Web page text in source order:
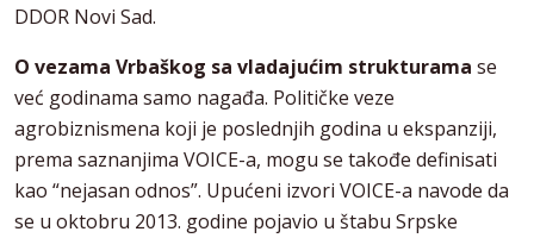
DDOR Novi Sad.
O vezama Vrbaškog sa vladajućim strukturama se
već godinama samo nagađa. Političke veze
agrobiznismena koji je poslednjih godina u ekspanziji,
prema saznanjima VOICE-a, mogu se takođe definisati
kao “nejasan odnos”. Upućeni izvori VOICE-a navode da
se u oktobru 2013. godine pojavio u štabu Srpske